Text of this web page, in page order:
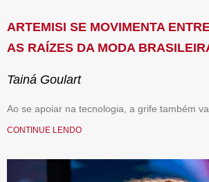
ARTEMISI SE MOVIMENTA
AS RAÍZES DA MODA
Tainá Goulart
Ao se apoiar na tecnologia, a grife também
CONTINUE LENDO